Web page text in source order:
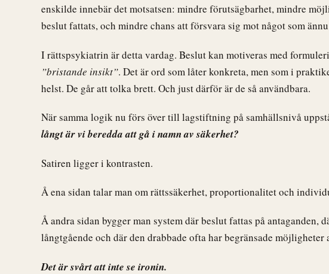
enskilde innebär det motsatsen: mindre förutsägbarhet, mindre
beslut fattats, och mindre chans att försvara sig mot något som
I rättspsykiatrin är detta vardag. Beslut kan motiveras med
”bristande insikt”. Det är ord som låter konkreta, men som i
helst. De går att tolka brett. Och just därför är de så användbara.
När samma logik nu förs över till lagstiftning på samhällsnivå
långt är vi beredda att gå i namn av säkerhet?
Satiren ligger i kontrasten.
Å ena sidan talar man om rättssäkerhet, proportionalitet och
Å andra sidan bygger man system där beslut fattas på antaganden,
långtgående och där den drabbade ofta har begränsade möjligheter
Det är svårt att inte se ironin.